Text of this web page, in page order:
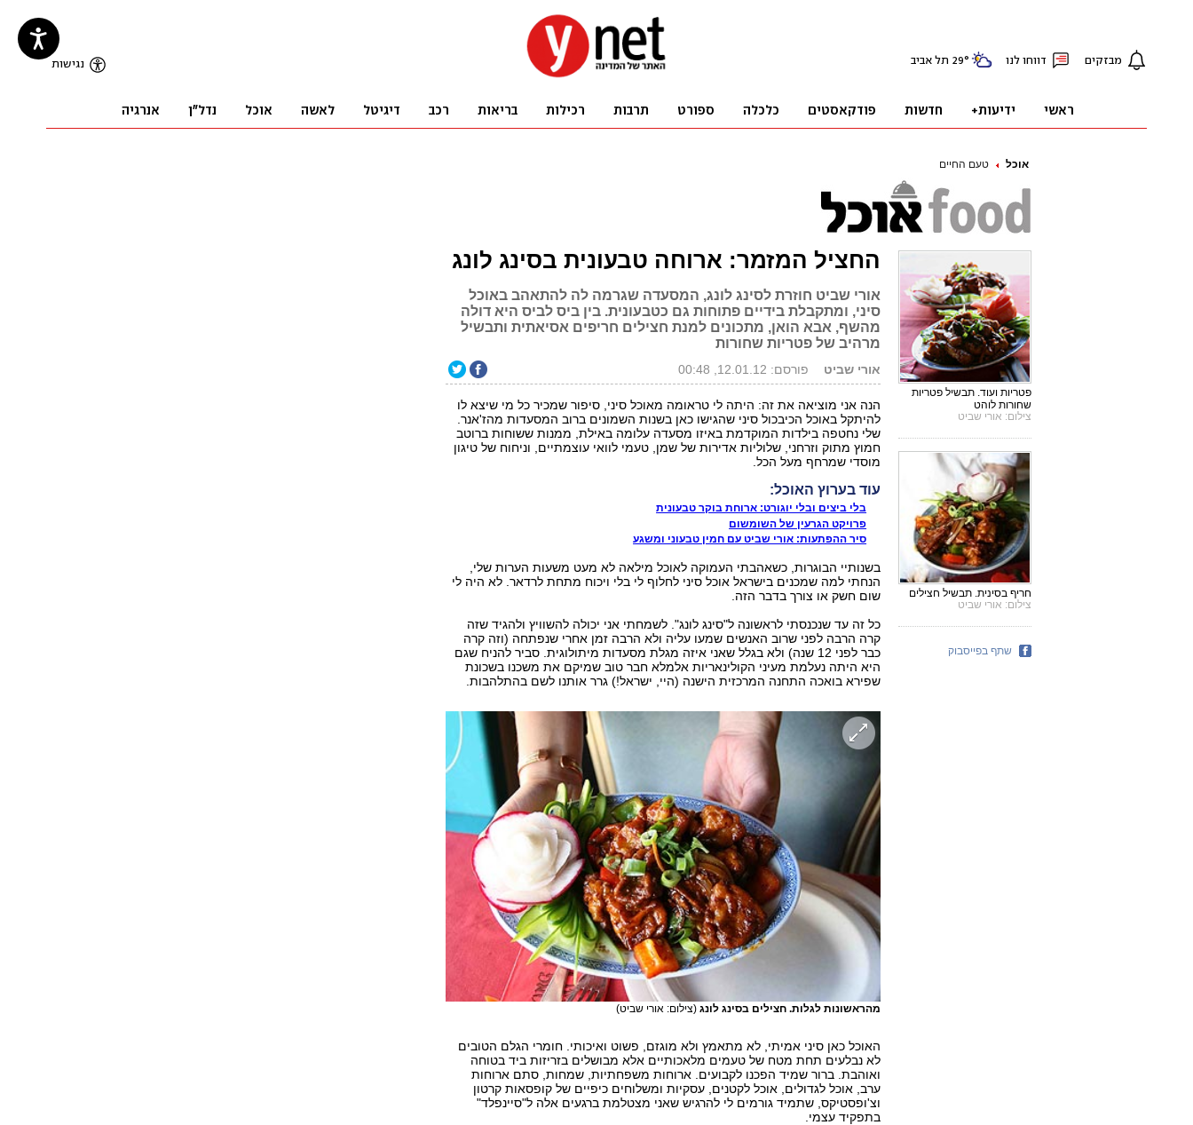
אוכל טעם החיים
החציל המזמר: ארוחה טבעונית בסינג לונג
אורי שביט חוזרת לסינג לונג, המסעדה שגרמה לה להתאהב באוכל
סיני, ומתקבלת בידיים פתוחות גם כטבעונית. בין ביס לביס היא דולה
מהשף, אבא הואן, מתכונים למנת חצילים חריפים אסיאתית ותבשיל
מרהיב של פטריות שחורות
אורי שביט פורסם: 12.01.12, 00:48
הנה אני מוציאה את זה: היתה לי טראומה מאוכל סיני, סיפור שמכיר כל מי שיצא לו
להיתקל באוכל הכיבכול סיני שהגישו כאן בשנות השמונים ברוב המסעדות מהז'אנר.
שלי נחטפה בילדות המוקדמת באיזו מסעדה עלומה באילת, ממנות ששוחות ברוטב
חמוץ מתוק וזרחני, שלוליות אדירות של שמן, טעמי לוואי עוצמתיים, וניחוח של טיגון
מוסדי שמרחף מעל הכל.
עוד בערוץ האוכל:
בלי ביצים ובלי יוגורט: ארוחת בוקר טבעונית
פרויקט הגרעין של השומשום
סיר ההפתעות: אורי שביט עם חמין טבעוני ומשגע
בשנותיי הבוגרות, כשאהבתי העמוקה לאוכל מילאה לא מעט משעות הערות שלי,
הנחתי למה שמכנים בישראל אוכל סיני לחלוף לי בלי ויכוח מתחת לרדאר. לא היה לי
שום חשק או צורך בדבר הזה.
כל זה עד שנכנסתי לראשונה ל"סינג לונג". לשמחתי אני יכולה להשוויץ ולהגיד שזה
קרה הרבה לפני שרוב האנשים שמעו עליה ולא הרבה זמן אחרי שנפתחה (וזה קרה
כבר לפני 12 שנה) ולא בגלל שאני איזה מגלת מסעדות מיתולוגית. סביר להניח שגם
היא היתה נעלמת מעיני הקולינאריות אלמלא חבר טוב שמיקם את משכנו בשכונת
שפירא בואכה התחנה המרכזית הישנה (היי, ישראל!) גרר אותנו לשם בהתלהבות.
מהראשונות לגלות. חצילים בסינג לונג (צילום: אורי שביט)
האוכל כאן סיני אמיתי, לא מתאמץ ולא מוגזם, פשוט ואיכותי. חומרי הגלם הטובים
לא נבלעים תחת מטח של טעמים מלאכותיים אלא מבושלים בזריזות ביד בטוחה
ואוהבת. ברור שמיד הפכנו לקבועים. ארוחות משפחתיות, שמחות, סתם ארוחות
ערב, אוכל לגדולים, אוכל לקטנים, עסקיות ומשלוחים כיפיים של קופסאות קרטון
וצ'ופסטיקס, שתמיד גורמים לי להרגיש שאני מצטלמת ברגעים אלה ל"סיינפלד"
בתפקיד עצמי.
פטריות ועוד. תבשיל פטריות
שחורות לוהט
צילום: אורי שביט
חריף בסינית. תבשיל חצילים
צילום: אורי שביט
שתף בפייסבוק